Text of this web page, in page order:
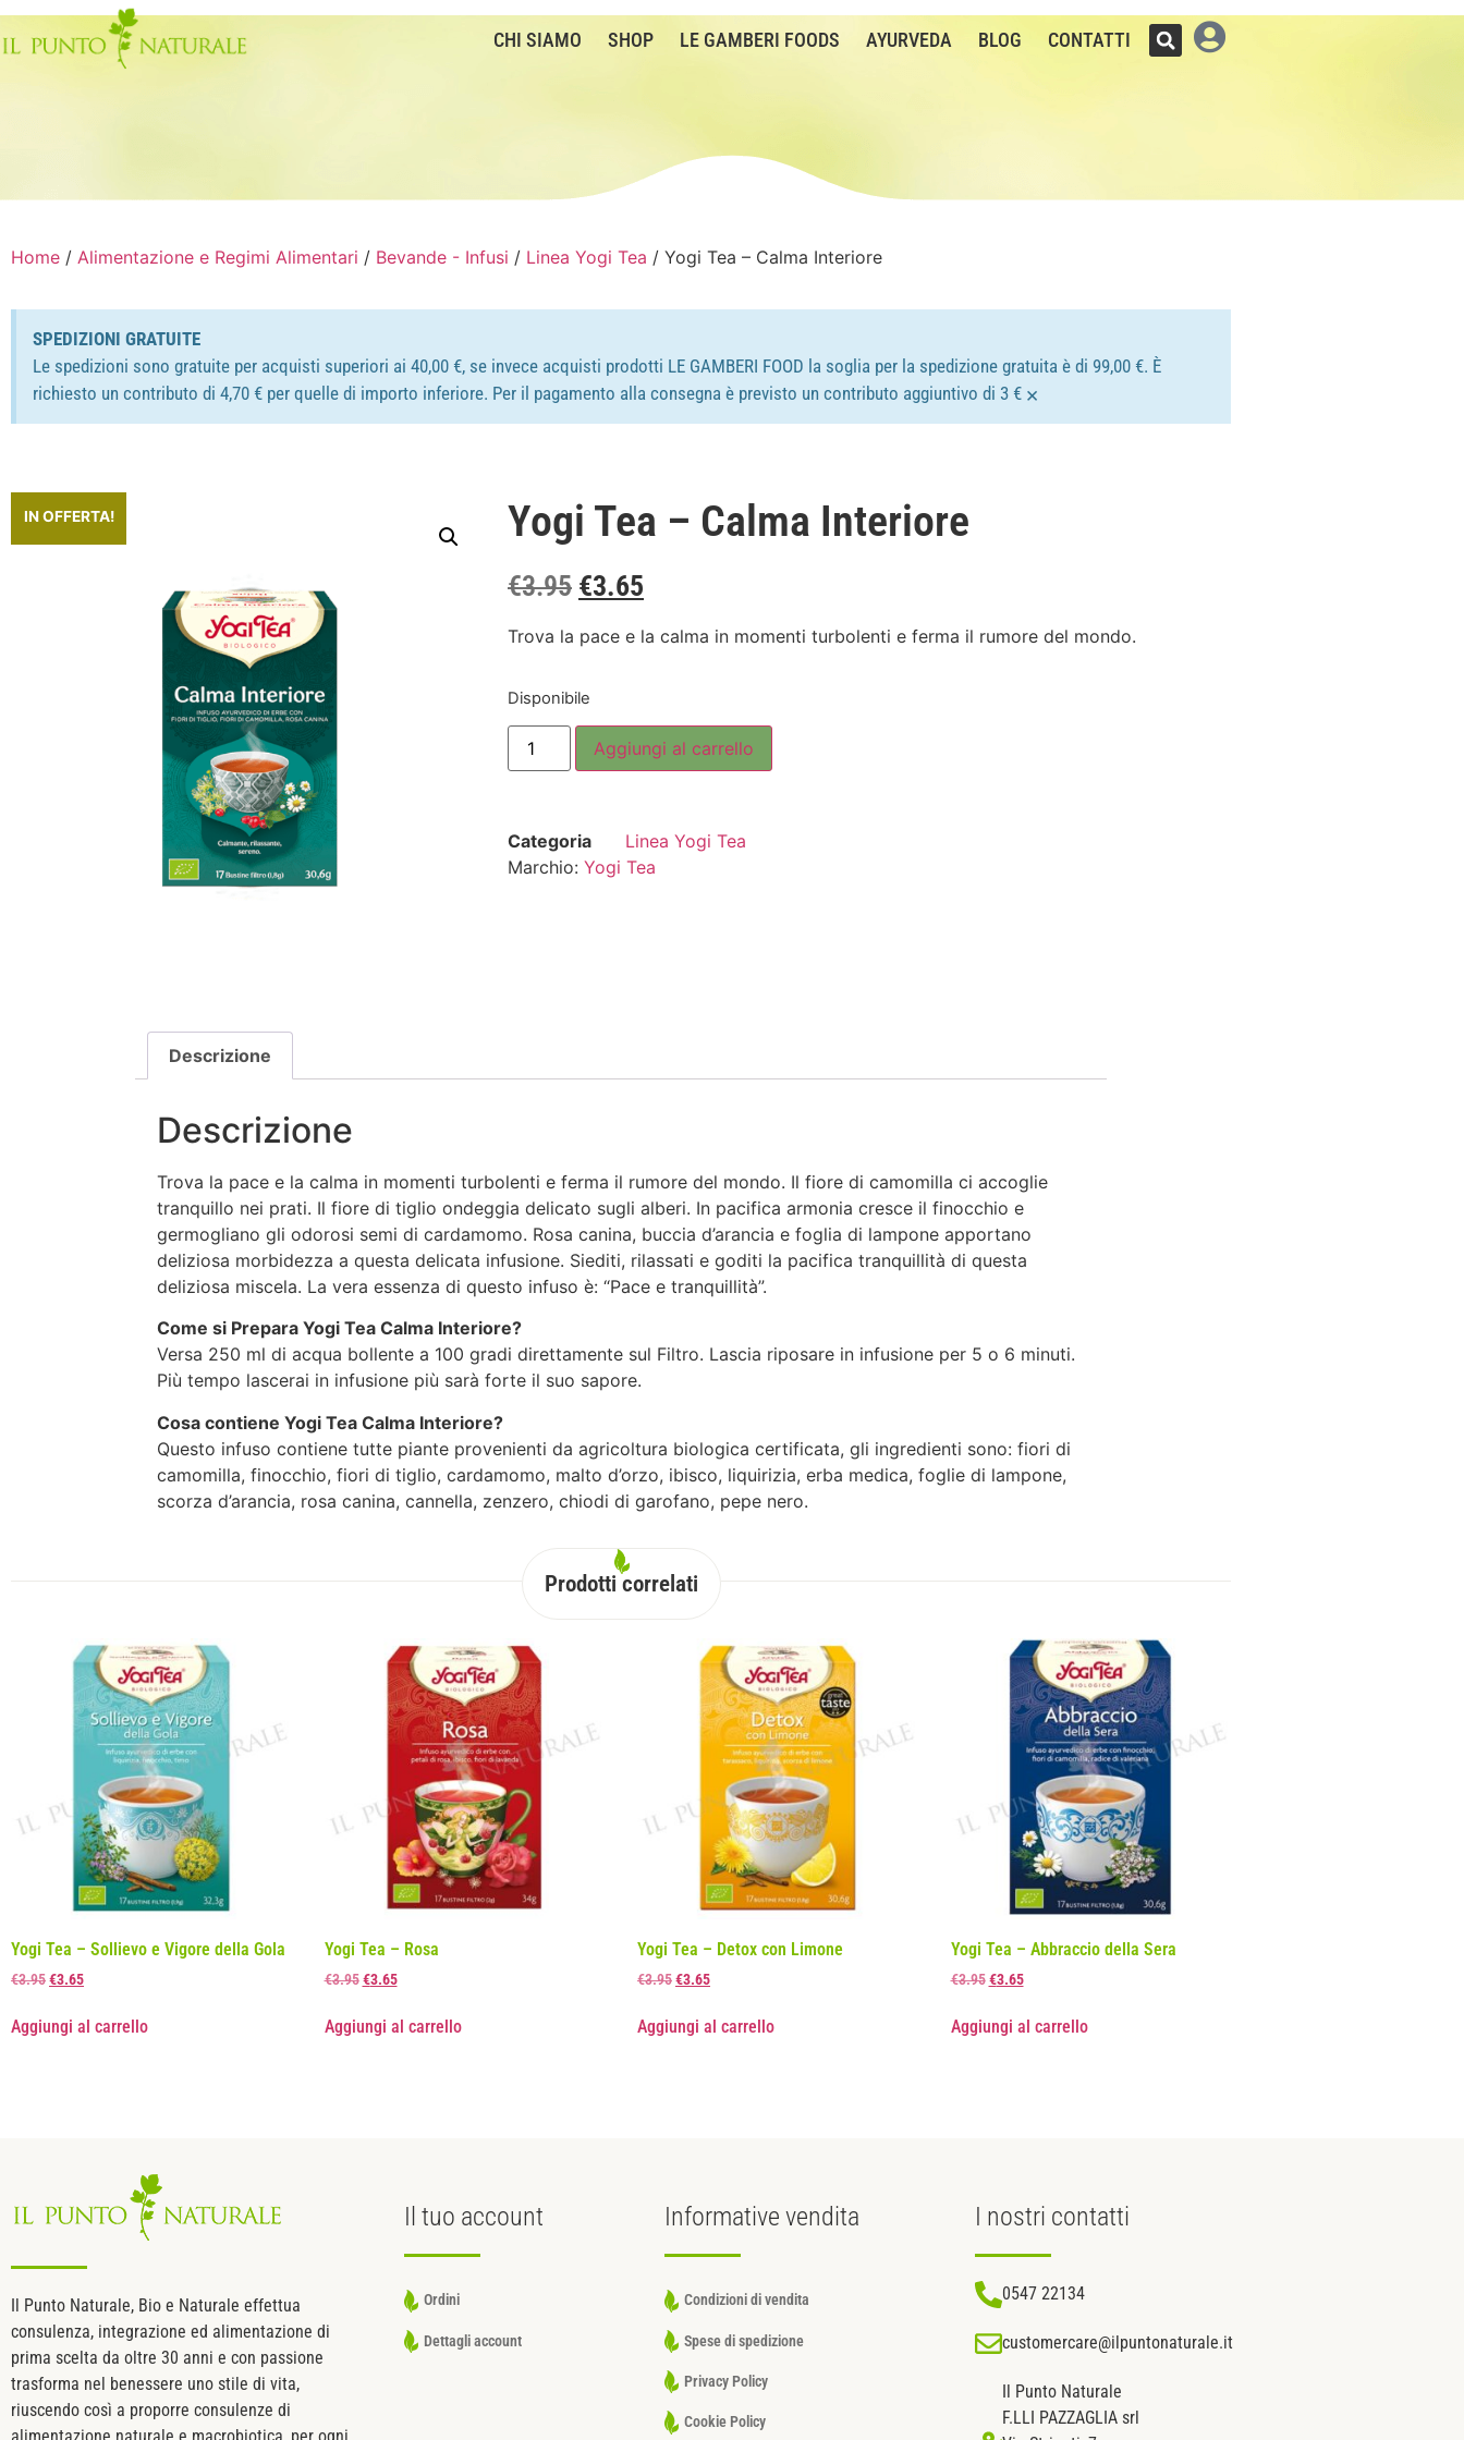
CHI SIAMO SHOP LE GAMBERI FOODS AYURVEDA BLOG CONTATTI
Home / Alimentazione e Regimi Alimentari / Bevande - Infusi / Linea Yogi Tea / Yogi Tea – Calma Interiore
SPEDIZIONI GRATUITE
Le spedizioni sono gratuite per acquisti superiori ai 40,00 €, se invece acquisti prodotti LE GAMBERI FOOD la soglia per la spedizione gratuita è di 99,00 €. È
richiesto un contributo di 4,70 € per quelle di importo inferiore. Per il pagamento alla consegna è previsto un contributo aggiuntivo di 3 € ×
IN OFFERTA! Yogi Tea – Calma Interiore
€3.95 €3.65
Trova la pace e la calma in momenti turbolenti e ferma il rumore del mondo.
Disponibile
Aggiungi al carrello
Categoria
Linea Yogi Tea
Marchio: Yogi Tea
Descrizione
Descrizione
Trova la pace e la calma in momenti turbolenti e ferma il rumore del mondo. Il fiore di camomilla ci accoglie
tranquillo nei prati. Il fiore di tiglio ondeggia delicato sugli alberi. In pacifica armonia cresce il finocchio e
germogliano gli odorosi semi di cardamomo. Rosa canina, buccia d’arancia e foglia di lampone apportano
deliziosa morbidezza a questa delicata infusione. Siediti, rilassati e goditi la pacifica tranquillità di questa
deliziosa miscela. La vera essenza di questo infuso è: “Pace e tranquillità”.
Come si Prepara Yogi Tea Calma Interiore?
Versa 250 ml di acqua bollente a 100 gradi direttamente sul Filtro. Lascia riposare in infusione per 5 o 6 minuti.
Più tempo lascerai in infusione più sarà forte il suo sapore.
Cosa contiene Yogi Tea Calma Interiore?
Questo infuso contiene tutte piante provenienti da agricoltura biologica certificata, gli ingredienti sono: fiori di
camomilla, finocchio, fiori di tiglio, cardamomo, malto d’orzo, ibisco, liquirizia, erba medica, foglie di lampone,
scorza d’arancia, rosa canina, cannella, zenzero, chiodi di garofano, pepe nero.
Prodotti correlati
Yogi Tea – Sollievo e Vigore della Gola
€3.95€3.65
Aggiungi al carrello
Yogi Tea – Rosa
€3.95 €3.65
Aggiungi al carrello
Yogi Tea – Detox con Limone
€3.95€3.65
Aggiungi al carrello
Yogi Tea – Abbraccio della Sera
€3.95 €3.65
Aggiungi al carrello
Il Punto Naturale, Bio e Naturale effettua
consulenza, integrazione ed alimentazione di
prima scelta da oltre 30 anni e con passione
trasforma nel benessere uno stile di vita,
riuscendo così a proporre consulenze di
Il tuo account
Ordini
Dettagli account
Informative vendita
Condizioni di vendita
Spese di spedizione
Privacy Policy
Cookie Policy
I nostri contatti
0547 22134
customercare@ilpuntonaturale.it
Il Punto Naturale
F.LLI PAZZAGLIA srl